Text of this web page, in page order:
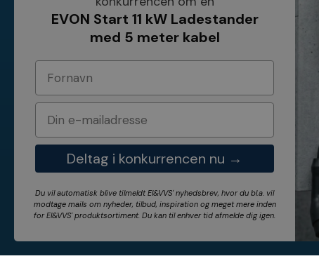
Danmark
Cvr nr. 26117275
Åbningstider
Hvem er vi ?
Bankoplysninger
Privatlivspolitik
EVON Start 11 kW Ladestander
med 5 meter kabel
Deltag i konkurrencen nu →
Du vil automatisk blive tilmeldt El&VVS' nyhedsbrev, hvor du bl.a. vil
modtage mails om nyheder, tilbud, inspiration og meget mere inden
for El&VVS' produktsortiment. Du kan til enhver tid afmelde dig igen.